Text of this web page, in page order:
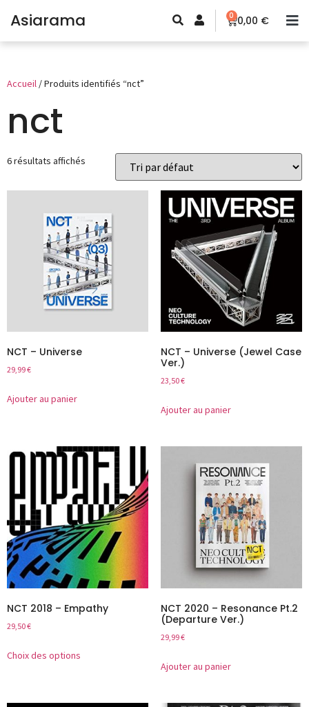
Asiarama 0,00 €
0
Accueil / Produits identifiés “nct”
nct
6 résultats affichés
NCT – Universe
29,99€
Ajouter au panier
NCT – Universe (Jewel Case
Ver.)
23,50€
Ajouter au panier
NCT 2018 – Empathy
29,50€
Choix des options
NCT 2020 – Resonance Pt.2
(Departure Ver.)
29,99€
Ajouter au panier